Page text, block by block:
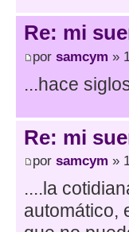
Re: mi
por samcym »
...hace
Re: mi
por samcym »
....la
automático,